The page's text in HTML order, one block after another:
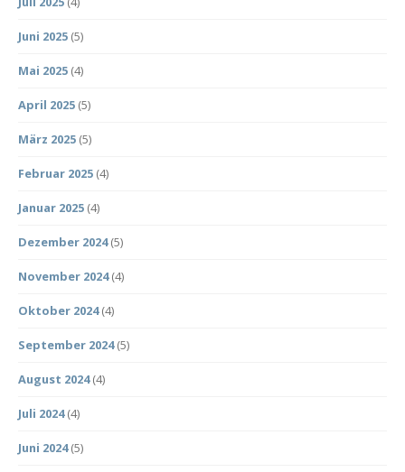
Juni 2025 (5)
Mai 2025 (4)
April 2025 (5)
März 2025 (5)
Februar 2025 (4)
Januar 2025 (4)
Dezember 2024(5)
November 2024(4)
Oktober 2024(4)
September 2024(5)
August 2024(4)
Juli 2024(4)
Juni 2024(5)